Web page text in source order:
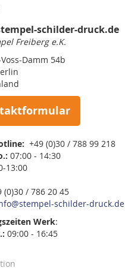
schilder-druck.de
Freiberg e.K.
Damm 54b
+49 (0)30 / 788 99 218
07:00 - 14:30
13:00
(0)30 / 786 20 45
schilder-druck.de
Werk:
09:00 - 16:45